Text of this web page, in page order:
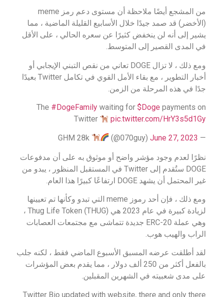
من المشجع أيضًا ملاحظة أن مستوى دعم رمز meme
(الأخضر) قد صمد جيدًا خلال الأسابيع القليلة الماضية ، مما
يشير إلى أنه لن ينخفض كثيرًا عن سعره الحالي ، على الأقل
في المدى القصير إلى المتوسط.
ومع ذلك ، لا تزال DOGE تعاني من نقص التبني الإيجابي أو
أخبار التطوير ، مع بقاء الأمل القوي في تكامل Twitter بعيدًا
جدًا في هذه المرحلة من الزمن.
The #DogeFamily waiting for $Doge payments on
Twitter
pic.twitter.com/HrY3s5d1Gy
— GHM 28k
(@070guy) June 27, 2023
نظرًا لعدم وجود مؤشر واضح أو موثوق به على أن مدفوعات
DOGE ستُقدم إلى Twitter في المستقبل المنظور ، يبدو من
غير المحتمل أن يشهد DOGE ارتفاعًا كبيرًا هذا العام.
ومع ذلك ، فإن أحد رموز meme التي تبدو وكأنها تم تعيينها
لزيادة كبيرة في عام 2023 هي Thug Life Token (THUG) ،
وهي عملة ERC-20 جديدة تتماشى مع مجتمعات العصابات
الراب والهيب هوب.
لقد أطلقت عرضه المسبق الأسبوع الماضي فقط ، لكنه جلب
بالفعل أكثر من 250 ألف دولار ، مما يقدم بعض المؤشرات
على مدى شعبيته في الشهرين المقبلين.
Twitter Bio updated with website, there and only there